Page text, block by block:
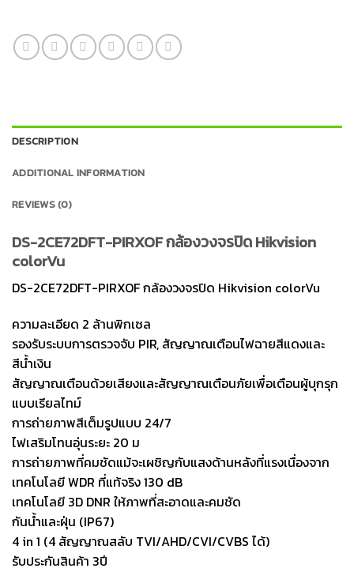
DESCRIPTION
ADDITIONAL INFORMATION
REVIEWS (0)
DS-2CE72DFT-PIRXOF กล้องวงจรปิด Hikvision
colorVu
DS-2CE72DFT-PIRXOF กล้องวงจรปิด Hikvision colorVu
ความละเอียด 2 ล้านพิกเซล
รองรับระบบการตรวจจับ PIR, สัญญาณเตือนไฟฉายสีแดงและ
สีน้ำเงิน
สัญญาณเตือนด้วยเสียงและสัญญาณเตือนภัยเพื่อเตือนผู้บุกรุก
แบบเรียลไทม์
การถ่ายภาพสีเต็มรูปแบบ 24/7
ไฟเสริมโทนอุ่นระยะ 20 ม
การถ่ายภาพที่คมชัดแม้จะเผชิญกับแสงด้านหลังที่แรงเนื่องจาก
เทคโนโลยี WDR ที่แท้จริง 130 dB
เทคโนโลยี 3D DNR ให้ภาพที่สะอาดและคมชัด
กันน้ำและฝุ่น (IP67)
4 in 1 (4 สัญญาณสลับ TVI/AHD/CVI/CVBS ได้)
รับประกันสินค้า 3ปี